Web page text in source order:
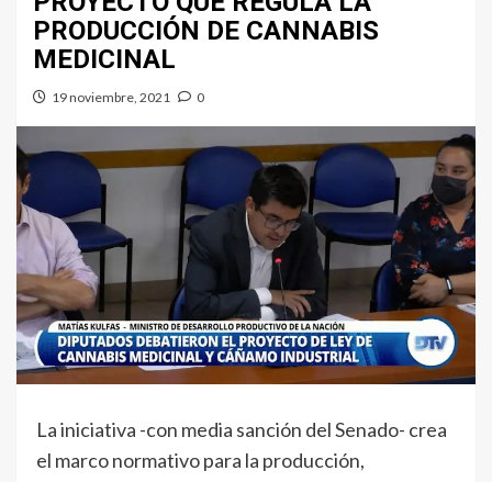
PRODUCCIÓN DE CANNABIS
MEDICINAL
19 noviembre, 2021 0
La iniciativa -con media sanción del Senado- crea
el marco normativo para la producción,